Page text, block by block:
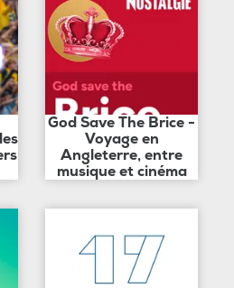
God Save The Brice -
Voyage en
Angleterre, entre
musique et cinéma